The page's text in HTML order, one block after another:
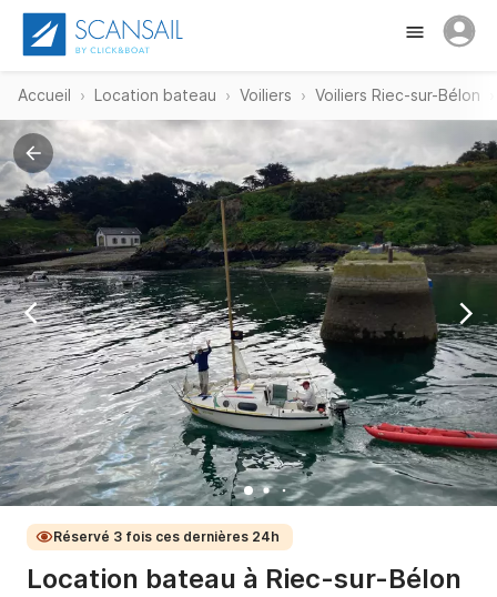
Accueil Location bateau Voiliers Voiliers Riec-sur-Bélon
Réservé 3 fois ces dernières 24h
Location bateau à Riec-sur-Bélon